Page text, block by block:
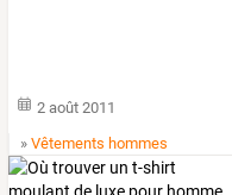
2 août 2011
»Vêtements hommes